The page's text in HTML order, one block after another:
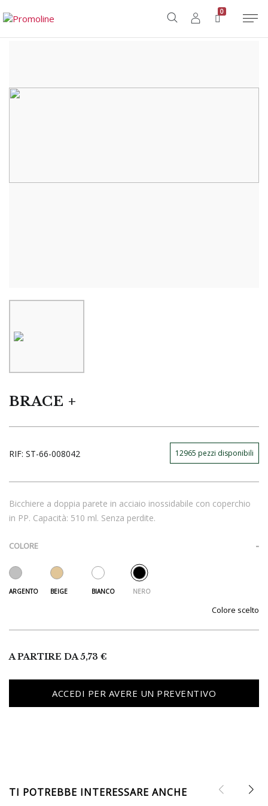
0
Home BRACE +
BRACE +
RIF: ST-66-008042 12965 pezzi disponibili
Bicchiere a doppia parete in acciaio inossidabile con coperchio
in PP. Capacità: 510 ml. Senza perdite.
COLORE
Colore
A PARTIRE DA5,73 €
ACCEDI PER AVERE UN PREVENTIVO
TI POTREBBE INTERESSARE ANCHE